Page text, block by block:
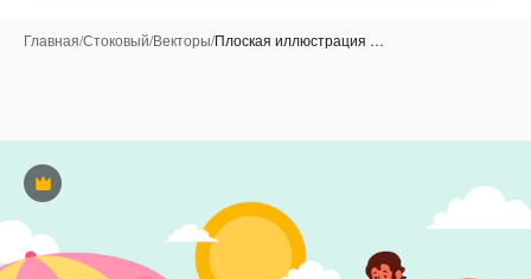
Главная/Стоковый/Векторы/Плоская иллюстрация …
Премиум